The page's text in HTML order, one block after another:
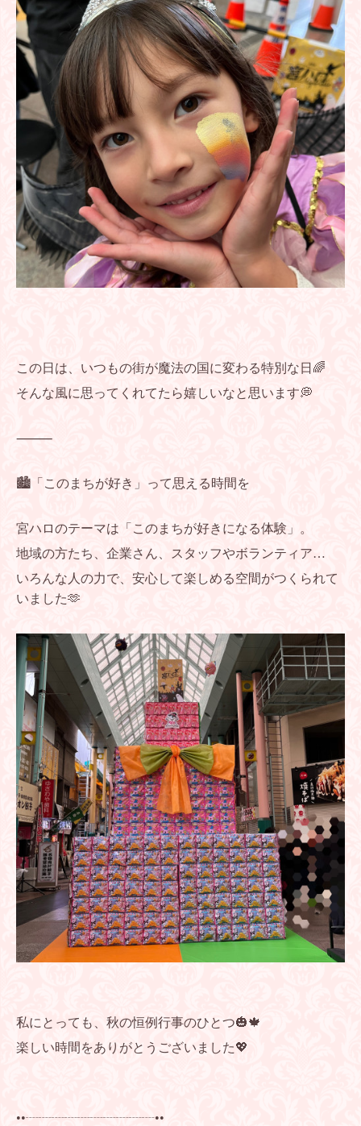
この日は、いつもの街が魔法の国に変わる特別な日🌈
そんな風に思ってくれてたら嬉しいなと思います💭
⸻
🏙️「このまちが好き」って思える時間を
宮ハロのテーマは「このまちが好きになる体験」。
地域の方たち、企業さん、スタッフやボランティア…
いろんな人の力で、安心して楽しめる空間がつくられて
いました🫶
私にとっても、秋の恒例行事のひとつ🎃🍁
楽しい時間をありがとうございました💖
••┈┈┈┈┈┈┈┈┈┈••